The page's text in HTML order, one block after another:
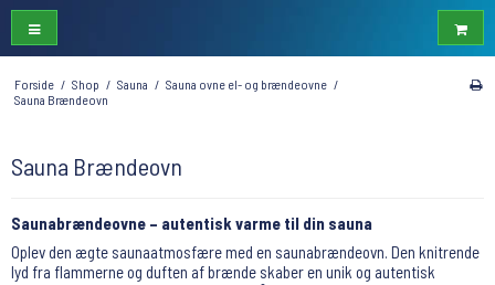
Forside / Shop / Sauna / Sauna ovne el- og brændeovne /
Sauna Brændeovn
Sauna Brændeovn
Saunabrændeovne – autentisk varme til din sauna
Oplev den ægte saunaatmosfære med en saunabrændeovn. Den knitrende
lyd fra flammerne og duften af brænde skaber en unik og autentisk